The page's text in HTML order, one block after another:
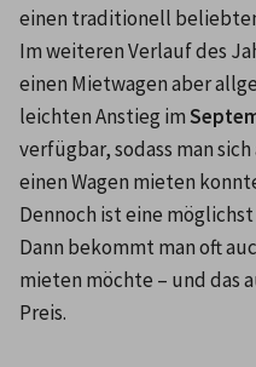
einen traditionell
Im weiteren Verlauf des
einen Mietwagen aber
leichten Anstieg im
verfügbar, sodass man
einen Wagen mieten
Dennoch ist eine
Dann bekommt man oft
mieten möchte – und das
Preis.